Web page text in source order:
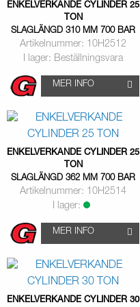
ENKELVERKANDE CYLINDER 25
TON
SLAGLÄNGD 310 MM 700 BAR
Artikelnummer: 10H2512
I lager: Beställningsvara
MER INFO
ENKELVERKANDE CYLINDER 25
TON
SLAGLÄNGD 362 MM 700 BAR
Artikelnummer: 10H2514
I lager:
MER INFO
ENKELVERKANDE CYLINDER 30